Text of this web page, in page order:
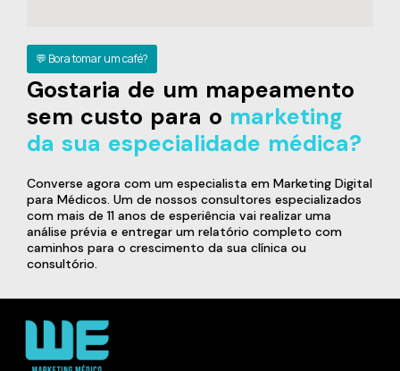
💬 Bora tomar um café?
Gostaria de um mapeamento
sem custo para o marketing
da sua especialidade médica?
Converse agora com um especialista em Marketing Digital
para Médicos. Um de nossos consultores especializados
com mais de 11 anos de esperiência vai realizar uma
análise prévia e entregar um relatório completo com
caminhos para o crescimento da sua clínica ou
consultório.